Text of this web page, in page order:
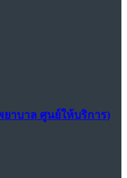
าบาล ศูนย์ให้บริการ)